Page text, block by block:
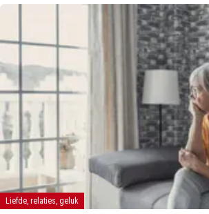
Liefde, relaties, geluk